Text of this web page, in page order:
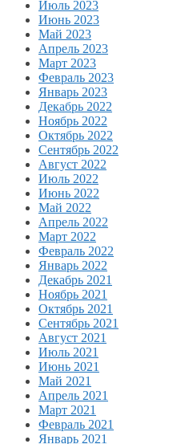
Июль 2023
Июнь 2023
Май 2023
Апрель 2023
Март 2023
Февраль 2023
Январь 2023
Декабрь 2022
Ноябрь 2022
Октябрь 2022
Сентябрь 2022
Август 2022
Июль 2022
Июнь 2022
Май 2022
Апрель 2022
Март 2022
Февраль 2022
Январь 2022
Декабрь 2021
Ноябрь 2021
Октябрь 2021
Сентябрь 2021
Август 2021
Июль 2021
Июнь 2021
Май 2021
Апрель 2021
Март 2021
Февраль 2021
Январь 2021